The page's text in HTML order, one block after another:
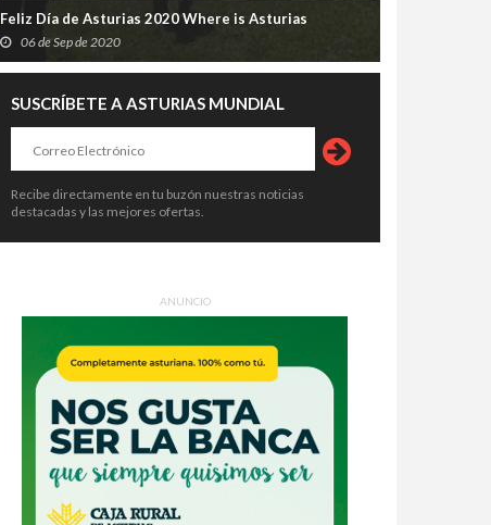
Feliz Día de Asturias 2020 Where is Asturias
06 de Sep de 2020
SUSCRÍBETE A ASTURIAS MUNDIAL
Recibe directamente en tu buzón nuestras noticias
destacadas y las mejores ofertas.
ANUNCIO